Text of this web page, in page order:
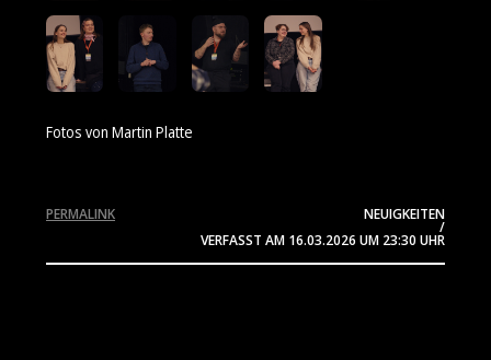
Fotos von Martin Platte
NEUIGKEITEN
/
VERFASST AM 16.03.2026 UM 23:30 UHR
PERMALINK